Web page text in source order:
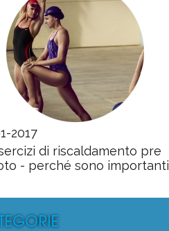
2017
di riscaldamento pre
- perché sono importanti